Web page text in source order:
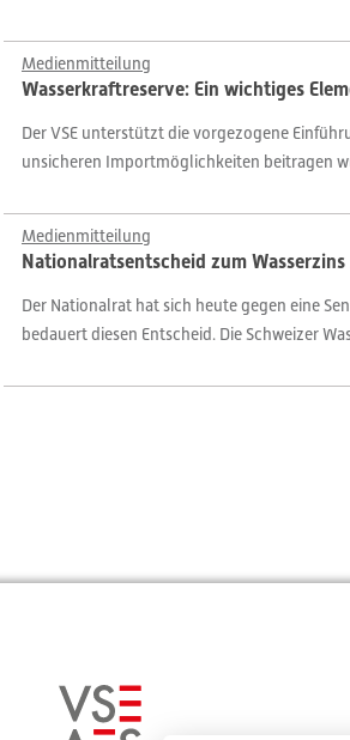
Medienmitteilung
Wasserkraftreserve: Ein wichtiges
Der VSE unterstützt die vorgezogene
unsicheren Importmöglichkeiten beitragen
Medienmitteilung
Nationalratsentscheid zum
Der Nationalrat hat sich heute gegen eine
bedauert diesen Entscheid. Die Schweizer